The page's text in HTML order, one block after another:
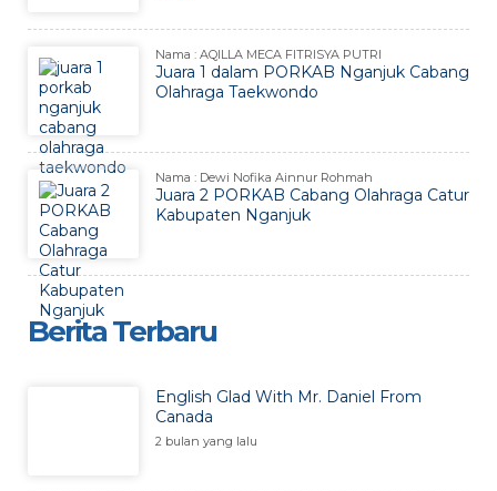
Nama : AQILLA MECA FITRISYA PUTRI
Juara 1 dalam PORKAB Nganjuk Cabang
Olahraga Taekwondo
Nama : Dewi Nofika Ainnur Rohmah
Juara 2 PORKAB Cabang Olahraga Catur
Kabupaten Nganjuk
Berita Terbaru
English Glad With Mr. Daniel From
Canada
2 bulan yang lalu